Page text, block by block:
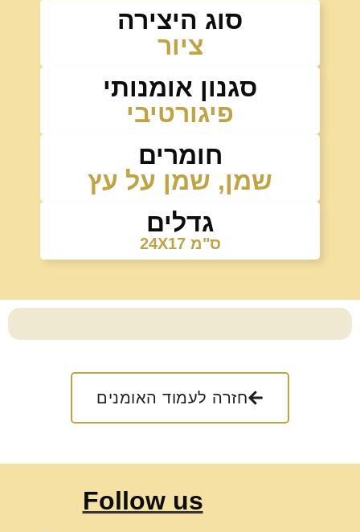
סוג היצירה
ציור
סגנון אומנותי
פיגורטיבי
חומרים
שמן, שמן על עץ
גדלים
24X17 ס"מ
חזרה לעמוד האומנים
Follow us